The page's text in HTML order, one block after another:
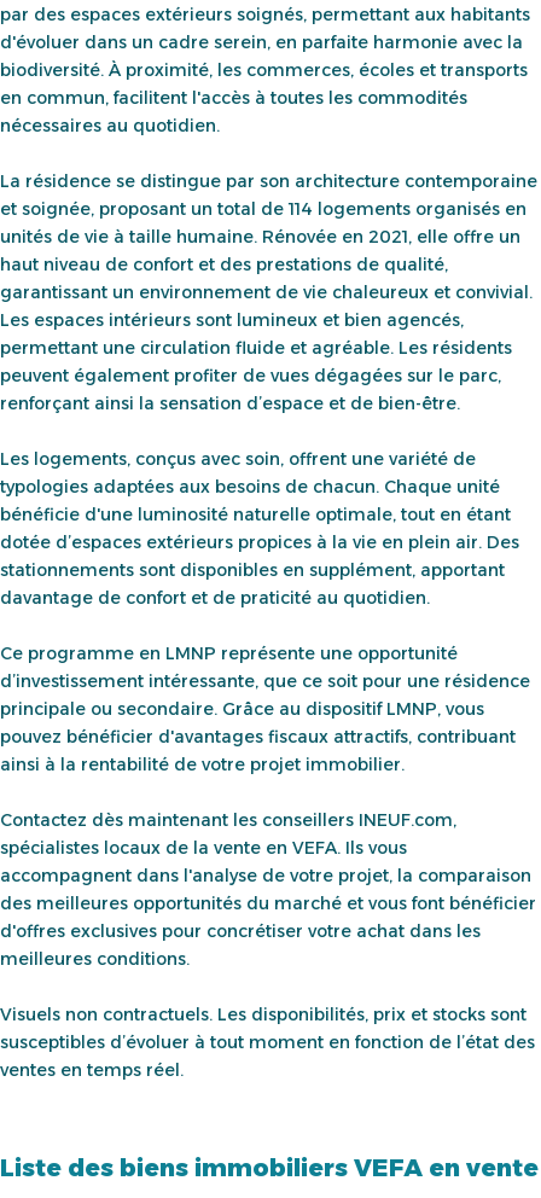
par des espaces extérieurs soignés, permettant aux habitants
d'évoluer dans un cadre serein, en parfaite harmonie avec la
biodiversité. À proximité, les commerces, écoles et transports
en commun, facilitent l'accès à toutes les commodités
nécessaires au quotidien.
La résidence se distingue par son architecture contemporaine
et soignée, proposant un total de 114 logements organisés en
unités de vie à taille humaine. Rénovée en 2021, elle offre un
haut niveau de confort et des prestations de qualité,
garantissant un environnement de vie chaleureux et convivial.
Les espaces intérieurs sont lumineux et bien agencés,
permettant une circulation fluide et agréable. Les résidents
peuvent également profiter de vues dégagées sur le parc,
renforçant ainsi la sensation d’espace et de bien-être.
Les logements, conçus avec soin, offrent une variété de
typologies adaptées aux besoins de chacun. Chaque unité
bénéficie d'une luminosité naturelle optimale, tout en étant
dotée d’espaces extérieurs propices à la vie en plein air. Des
stationnements sont disponibles en supplément, apportant
davantage de confort et de praticité au quotidien.
Ce programme en LMNP représente une opportunité
d’investissement intéressante, que ce soit pour une résidence
principale ou secondaire. Grâce au dispositif LMNP, vous
pouvez bénéficier d'avantages fiscaux attractifs, contribuant
ainsi à la rentabilité de votre projet immobilier.
Contactez dès maintenant les conseillers INEUF.com,
spécialistes locaux de la vente en VEFA. Ils vous
accompagnent dans l'analyse de votre projet, la comparaison
des meilleures opportunités du marché et vous font bénéficier
d'offres exclusives pour concrétiser votre achat dans les
meilleures conditions.
Visuels non contractuels. Les disponibilités, prix et stocks sont
susceptibles d’évoluer à tout moment en fonction de l’état des
ventes en temps réel.
Liste des biens immobiliers VEFA en vente